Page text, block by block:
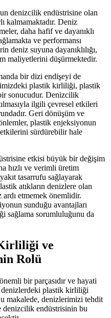
denizcilik endüstrisine olan
kalmamaktadır. Deniz
daha hafif ve dayanıklı
ve performansı
deniz suyuna dayanıklılığı,
maliyetlerini düşürmektedir.
bir dizi endişeyi de
plastik kirliliği, plastik
sonucudur. Denizcilik
ilgili çevresel etkileri
Geri dönüşüm ve
plastik enjeksiyonun
sürdürebilir hale
etkisi büyük bir değişim
hızlı ve verimli üretim
tasarrufu sağlayarak
atıkların denizlere olan
etmemek önemlidir.
sunduğu avantajları
sağlama sorumluluğunu da
ve
Rolü
bir parçasıdır ve hayati
denizlerdeki plastik kirliliği
makalede, denizlerimizi tehdit
endüstrisinin bu